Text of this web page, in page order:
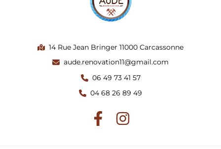
14 Rue Jean Bringer 11000 Carcassonne
aude.renovation11@gmail.com
06 49 73 41 57
04 68 26 89 49